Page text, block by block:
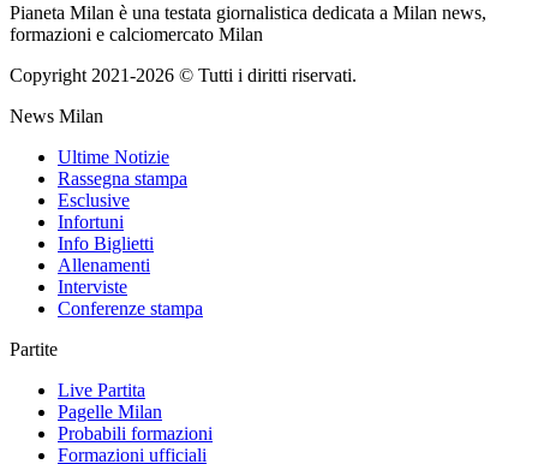
Pianeta Milan è una testata giornalistica dedicata a Milan news,
formazioni e calciomercato Milan
Copyright 2021-2026 © Tutti i diritti riservati.
News Milan
Ultime Notizie
Rassegna stampa
Esclusive
Infortuni
Info Biglietti
Allenamenti
Interviste
Conferenze stampa
Partite
Live Partita
Pagelle Milan
Probabili formazioni
Formazioni ufficiali